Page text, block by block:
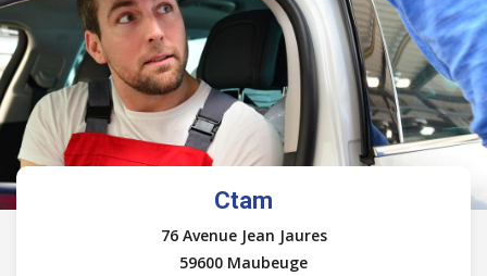
Ctam
76 Avenue Jean Jaures
59600 Maubeuge